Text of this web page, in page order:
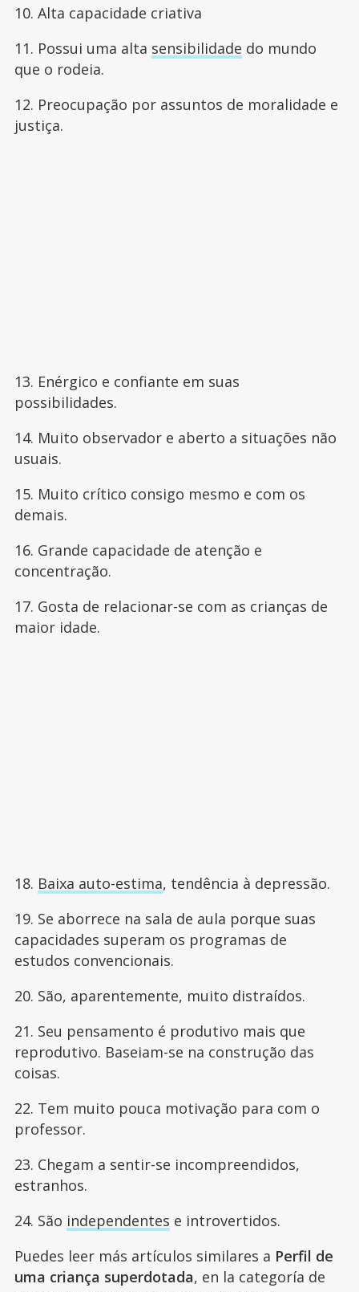
10. Alta capacidade criativa
11. Possui uma alta sensibilidade do mundo
que o rodeia.
12. Preocupação por assuntos de moralidade e
justiça.
13. Enérgico e confiante em suas
possibilidades.
14. Muito observador e aberto a situações não
usuais.
15. Muito crítico consigo mesmo e com os
demais.
16. Grande capacidade de atenção e
concentração.
17. Gosta de relacionar-se com as crianças de
maior idade.
18. Baixa auto-estima, tendência à depressão.
19. Se aborrece na sala de aula porque suas
capacidades superam os programas de
estudos convencionais.
20. São, aparentemente, muito distraídos.
21. Seu pensamento é produtivo mais que
reprodutivo. Baseiam-se na construção das
coisas.
22. Tem muito pouca motivação para com o
professor.
23. Chegam a sentir-se incompreendidos,
estranhos.
24. São independentes e introvertidos.
Puedes leer más artículos similares a Perfil de
uma criança superdotada, en la categoría de